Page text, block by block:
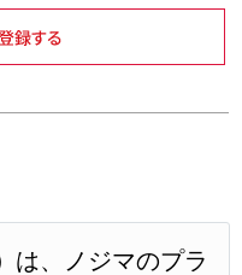
は、ノジマのプラ